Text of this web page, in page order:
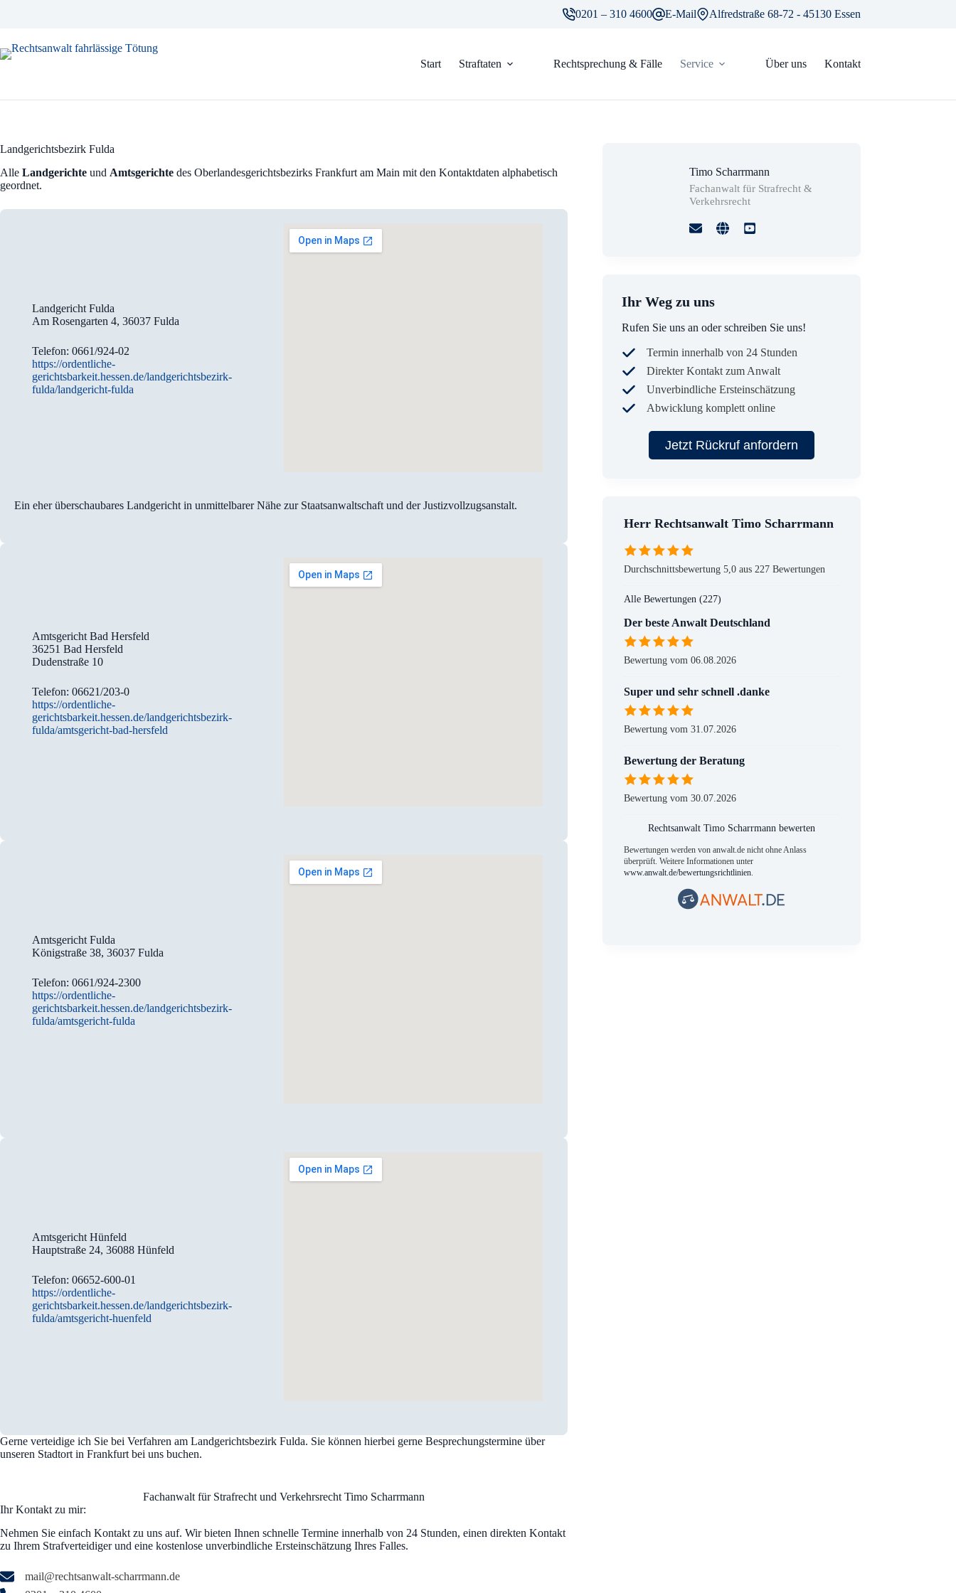
0201 – 310 4600 E-Mail Alfredstraße 68-72 - 45130 Essen
Start Straftaten Rechtsprechung & Fälle Service Über uns Kontakt
Landgerichtsbezirk Fulda
Alle Landgerichte und Amtsgerichte des Oberlandesgerichtsbezirks Frankfurt am Main mit den Kontaktdaten alphabetisch
geordnet.
Landgericht Fulda
Am Rosengarten 4, 36037 Fulda
Telefon: 0661/924-02
https://ordentliche-
gerichtsbarkeit.hessen.de/landgerichtsbezirk-
fulda/landgericht-fulda
Ein eher überschaubares Landgericht in unmittelbarer Nähe zur Staatsanwaltschaft und der Justizvollzugsanstalt.
Amtsgericht Bad Hersfeld
36251 Bad Hersfeld
Dudenstraße 10
Telefon: 06621/203-0
https://ordentliche-
gerichtsbarkeit.hessen.de/landgerichtsbezirk-
fulda/amtsgericht-bad-hersfeld
Amtsgericht Fulda
Königstraße 38, 36037 Fulda
Telefon: 0661/924-2300
https://ordentliche-
gerichtsbarkeit.hessen.de/landgerichtsbezirk-
fulda/amtsgericht-fulda
Amtsgericht Hünfeld
Hauptstraße 24, 36088 Hünfeld
Telefon: 06652-600-01
https://ordentliche-
gerichtsbarkeit.hessen.de/landgerichtsbezirk-
fulda/amtsgericht-huenfeld
Gerne verteidige ich Sie bei Verfahren am Landgerichtsbezirk Fulda. Sie können hierbei gerne Besprechungstermine über
unseren Stadtort in Frankfurt bei uns buchen.
Fachanwalt für Strafrecht und Verkehrsrecht Timo Scharrmann
Ihr Kontakt zu mir:
Nehmen Sie einfach Kontakt zu uns auf. Wir bieten Ihnen schnelle Termine innerhalb von 24 Stunden, einen direkten Kontakt
zu Ihrem Strafverteidiger und eine kostenlose unverbindliche Ersteinschätzung Ihres Falles.
mail@rechtsanwalt-scharrmann.de
Timo Scharrmann
Fachanwalt für Strafrecht &
Verkehrsrecht
Ihr Weg zu uns
Rufen Sie uns an oder schreiben Sie uns!
Termin innerhalb von 24 Stunden
Direkter Kontakt zum Anwalt
Unverbindliche Ersteinschätzung
Abwicklung komplett online
Jetzt Rückruf anfordern
Herr Rechtsanwalt Timo Scharrmann
Durchschnittsbewertung 5,0 aus 227 Bewertungen
Alle Bewertungen (227)
Der beste Anwalt Deutschland
Bewertung vom 06.08.2026
Super und sehr schnell .danke
Bewertung vom 31.07.2026
Bewertung der Beratung
Bewertung vom 30.07.2026
Rechtsanwalt Timo Scharrmann bewerten
Bewertungen werden von anwalt.de nicht ohne Anlass
überprüft. Weitere Informationen unter
www.anwalt.de/bewertungsrichtlinien.